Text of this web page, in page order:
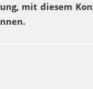
mit diesem